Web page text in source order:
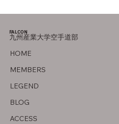
HOME
MEMBERS
LEGEND
BLOG
ACCESS
FALCON
九州産業大学空手道部